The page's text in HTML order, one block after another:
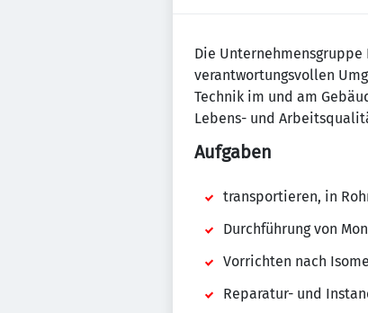
Die
verantwortungsvollen
Technik im und am
Lebens- und
Aufgaben
transportieren, in
Durchführung von
Vorrichten nach
Reparatur- und